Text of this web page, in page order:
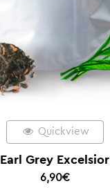
Quickview
Earl Grey Excelsior
6,90€